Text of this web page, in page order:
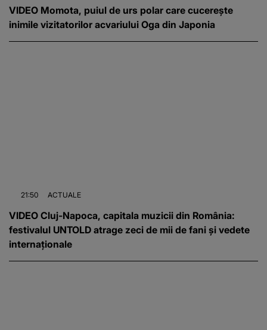
VIDEO Momota, puiul de urs polar care cucerește
inimile vizitatorilor acvariului Oga din Japonia
21:50 ACTUALE
VIDEO Cluj-Napoca, capitala muzicii din România:
festivalul UNTOLD atrage zeci de mii de fani și vedete
internaționale